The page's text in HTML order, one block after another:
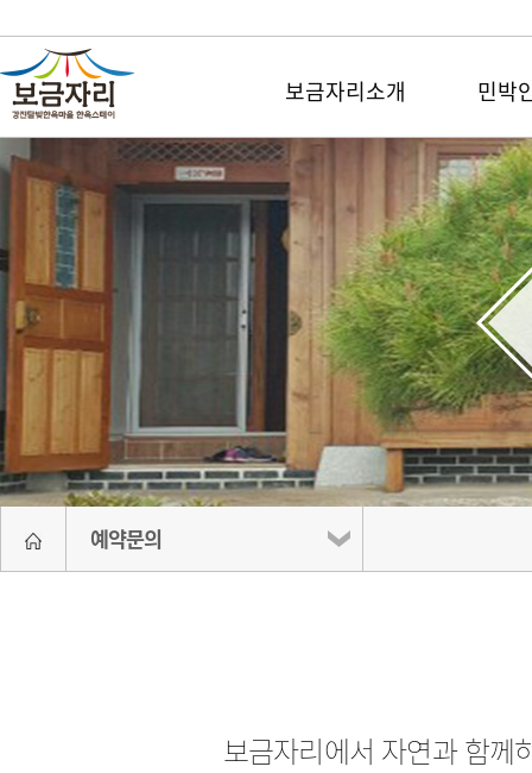
보금자리소개 민박
예약문의
보금자리에서 자연과 함께